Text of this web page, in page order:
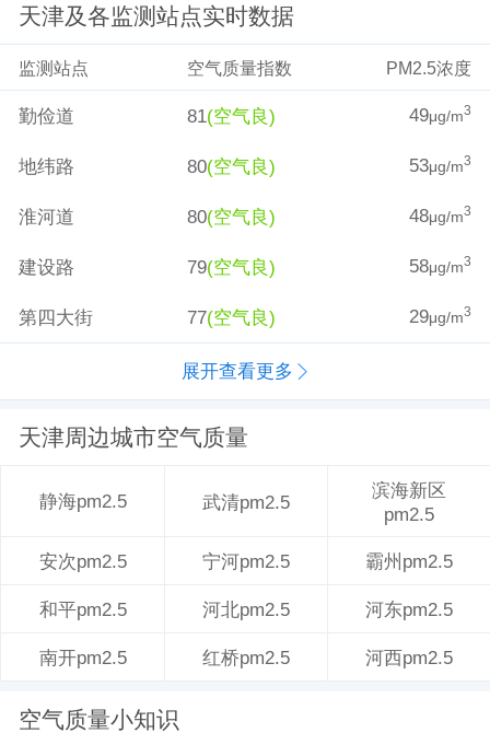
天津及各监测站点实时数据
监测站点 空气质量指数 PM2.5浓度
勤俭道 81(空气良) 49μg/m3
地纬路 80(空气良) 53μg/m3
淮河道 80(空气良) 48μg/m3
建设路 79(空气良) 58μg/m3
第四大街 77(空气良) 29μg/m3
展开查看更多
天津周边城市空气质量
静海pm2.5 武清pm2.5
滨海新区
pm2.5
安次pm2.5 宁河pm2.5 霸州pm2.5
和平pm2.5 河北pm2.5 河东pm2.5
南开pm2.5 红桥pm2.5 河西pm2.5
空气质量小知识